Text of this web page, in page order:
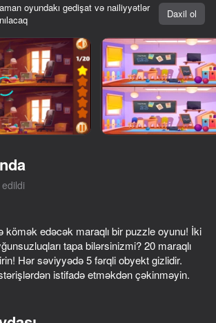
Cihazı döndərin
Oyun yalnız üfüqi
rejimdə işləyir
OYNA
oyundakı gedişat və nailiyyətlər
Daxil ol
kömək edəcək maraqlı bir puzzle oyunu! İki
tapa bilərsinizmi? 20 maraqlı
Hər səviyyədə 5 fərqli obyekt gizlidir.
istifadə etməkdən çəkinməyin.